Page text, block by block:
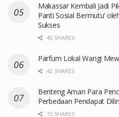
Makassar Kembali Jadi
Panti Sosial Bermutu’
Sukses
40 SHARES
Parfum Lokal Wangi
42 SHARES
Benteng Aman Para
Perbedaan Pendapat
75 SHARES